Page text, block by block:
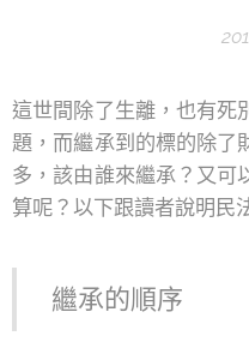
這世間除了生離，也有死
題，而繼承到的標的除了
多，該由誰來繼承？又可
算呢？以下跟讀者說明民
繼承的順序